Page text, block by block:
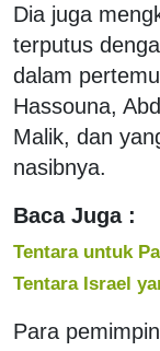
Dia juga
terputus
dalam
Hassouna,
Malik, dan
nasibnya.
Baca Juga :
Tentara untuk
Tentara Israel
Para